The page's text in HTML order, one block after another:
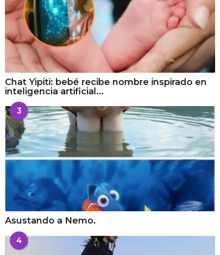
Chat Yipiti: bebé recibe nombre inspirado en
inteligencia artificial...
3
Asustando a Nemo.
4